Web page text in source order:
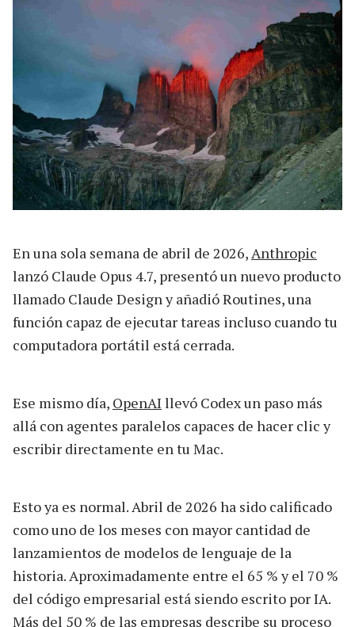
En una sola semana de abril de 2026,Anthropic
lanzó Claude Opus 4.7, presentó un nuevo producto
llamado Claude Design y añadió Routines, una
función capaz de ejecutar tareas incluso cuando tu
computadora portátil está cerrada.
Ese mismo día, OpenAI llevó Codex un paso más
allá con agentes paralelos capaces de hacer clic y
escribir directamente en tu Mac.
Esto ya es normal. Abril de 2026 ha sido calificado
como uno de los meses con mayor cantidad de
lanzamientos de modelos de lenguaje de la
historia. Aproximadamente entre el 65 % y el 70 %
del código empresarial está siendo escrito por IA.
Más del 50 % de las empresas describe su proceso